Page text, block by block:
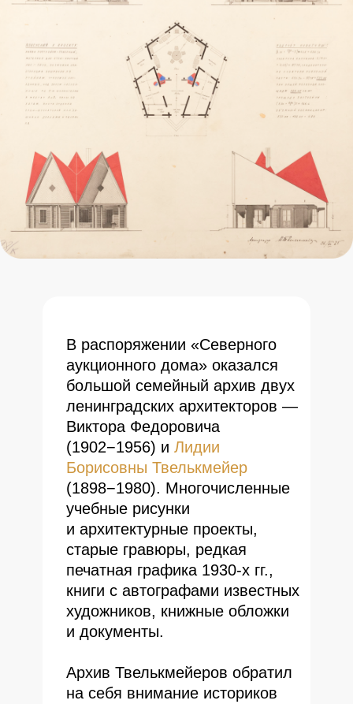
В распоряжении «Северного
аукционного дома» оказался
большой семейный архив двух
ленинградских архитекторов —
Виктора Федоровича
(1902−1956) и Лидии
Борисовны Твелькмейер
(1898−1980). Многочисленные
учебные рисунки
и архитектурные проекты,
старые гравюры, редкая
печатная графика 1930-х гг.,
книги с автографами известных
художников, книжные обложки
и документы.
Архив Твелькмейеров обратил
на себя внимание историков